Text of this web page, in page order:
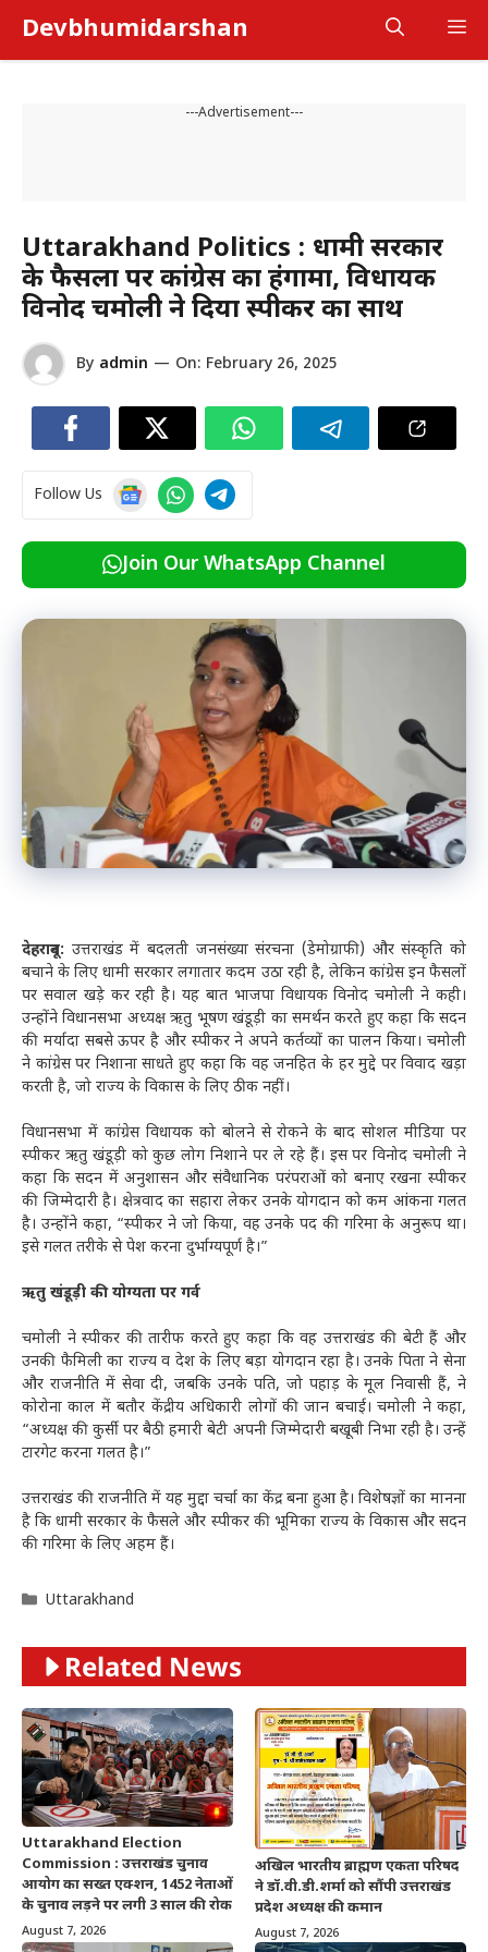
content
Devbhumidarshan
---Advertisement---
Uttarakhand Politics : धामी सरकार
के फैसलों पर कांग्रेस का हंगामा, विधायक
विनोद चमोली ने दिया स्पीकर का साथ
By admin — On: February 26, 2025
Follow Us
Join Our WhatsApp Channel
देहरादून: उत्तराखंड में बदलती जनसंख्या संरचना (डेमोग्राफी) और संस्कृति को
बचाने के लिए धामी सरकार लगातार कदम उठा रही है, लेकिन कांग्रेस इन फैसलों
पर सवाल खड़े कर रही है। यह बात भाजपा विधायक विनोद चमोली ने कही।
उन्होंने विधानसभा अध्यक्ष ऋतु भूषण खंडूड़ी का समर्थन करते हुए कहा कि सदन
की मर्यादा सबसे ऊपर है और स्पीकर ने अपने कर्तव्यों का पालन किया। चमोली
ने कांग्रेस पर निशाना साधते हुए कहा कि वह जनहित के हर मुद्दे पर विवाद खड़ा
करती है, जो राज्य के विकास के लिए ठीक नहीं।
विधानसभा में कांग्रेस विधायक को बोलने से रोकने के बाद सोशल मीडिया पर
स्पीकर ऋतु खंडूड़ी को कुछ लोग निशाने पर ले रहे हैं। इस पर विनोद चमोली ने
कहा कि सदन में अनुशासन और संवैधानिक परंपराओं को बनाए रखना स्पीकर
की जिम्मेदारी है। क्षेत्रवाद का सहारा लेकर उनके योगदान को कम आंकना गलत
है। उन्होंने कहा, “स्पीकर ने जो किया, वह उनके पद की गरिमा के अनुरूप था।
इसे गलत तरीके से पेश करना दुर्भाग्यपूर्ण है।”
ऋतु खंडूड़ी की योग्यता पर गर्व
चमोली ने स्पीकर की तारीफ करते हुए कहा कि वह उत्तराखंड की बेटी हैं और
उनकी फैमिली का राज्य व देश के लिए बड़ा योगदान रहा है। उनके पिता ने सेना
और राजनीति में सेवा दी, जबकि उनके पति, जो पहाड़ के मूल निवासी हैं, ने
कोरोना काल में बतौर केंद्रीय अधिकारी लोगों की जान बचाई। चमोली ने कहा,
“अध्यक्ष की कुर्सी पर बैठी हमारी बेटी अपनी जिम्मेदारी बखूबी निभा रही है। उन्हें
टारगेट करना गलत है।”
उत्तराखंड की राजनीति में यह मुद्दा चर्चा का केंद्र बना हुआ है। विशेषज्ञों का मानना
है कि धामी सरकार के फैसले और स्पीकर की भूमिका राज्य के विकास और सदन
की गरिमा के लिए अहम हैं।
Categories
Uttarakhand
Related News
Uttarakhand Election
Commission : उत्तराखंड चुनाव
आयोग का सख्त एक्शन, 1452 नेताओं
के चुनाव लड़ने पर लगी 3 साल की रोक
August 7, 2026
अखिल भारतीय ब्राह्मण एकता परिषद
ने डॉ.वी.डी.शर्मा को सौंपी उत्तराखंड
प्रदेश अध्यक्ष की कमान
August 7, 2026